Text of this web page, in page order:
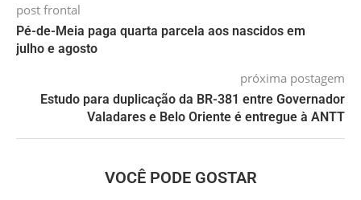
post frontal
Pé-de-Meia paga quarta parcela aos nascidos em
julho e agosto
próxima postagem
Estudo para duplicação da BR-381 entre Governador
Valadares e Belo Oriente é entregue à ANTT
VOCÊ PODE GOSTAR